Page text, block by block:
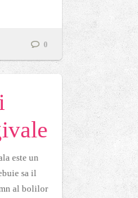
0
este un
sa il
al bolilor